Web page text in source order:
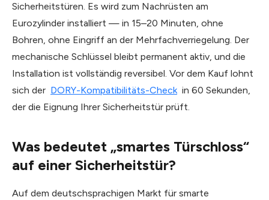
Sicherheitstüren. Es wird zum Nachrüsten am
Eurozylinder installiert — in 15–20 Minuten, ohne
Bohren, ohne Eingriff an der Mehrfachverriegelung. Der
mechanische Schlüssel bleibt permanent aktiv, und die
Installation ist vollständig reversibel. Vor dem Kauf lohnt
sich der DORY-Kompatibilitäts-Check in 60 Sekunden,
der die Eignung Ihrer Sicherheitstür prüft.
Was bedeutet „smartes Türschloss“
auf einer Sicherheitstür?
Auf dem deutschsprachigen Markt für smarte